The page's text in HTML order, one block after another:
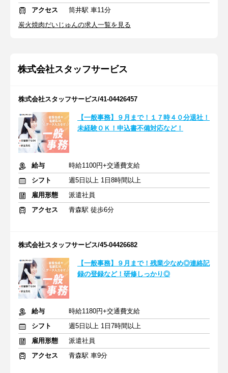
アクセス
筒井駅 車11分
炭火焼肉だいじゅんの求人一覧を見る
株式会社スタッフサービス
株式会社スタッフサービス/41-04426457
【一般事務】９月まで！１７時４０分退社！
未経験ＯＫ！申込書不備対応など！
給与
時給1100円+交通費支給
シフト
週5日以上 1日8時間以上
雇用形態
派遣社員
アクセス
青森駅 徒歩6分
株式会社スタッフサービス/45-04426682
【一般事務】９月まで！残業少なめ◎連絡記
録の登録など！研修しっかり◎
給与
時給1180円+交通費支給
シフト
週5日以上 1日7時間以上
雇用形態
派遣社員
アクセス
青森駅 車9分